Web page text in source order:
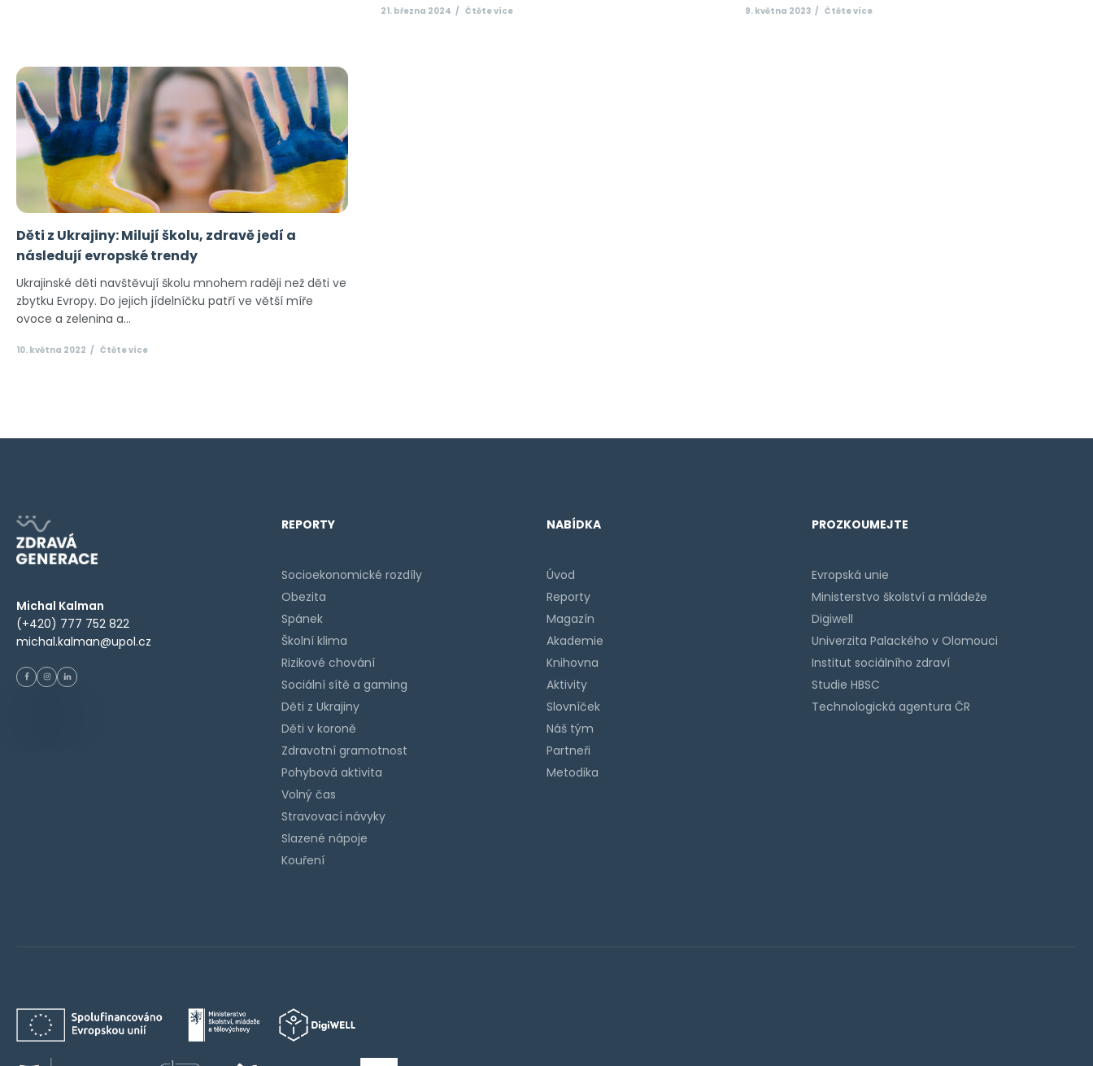
21. března 2024 Čtěte více 9. května 2023 Čtěte více
Děti z Ukrajiny: Milují školu, zdravě jedí a
následují evropské trendy
Ukrajinské děti navštěvují školu mnohem raději než děti ve
zbytku Evropy. Do jejich jídelníčku patří ve větší míře
ovoce a zelenina a...
10. května 2022 Čtěte více
Michal Kalman
(+420) 777 752 822
michal.kalman@upol.cz
REPORTY
Socioekonomické rozdíly
Obezita
Spánek
Školní klima
Rizikové chování
Sociální sítě a gaming
Děti z Ukrajiny
Děti v koroně
Zdravotní gramotnost
Pohybová aktivita
Volný čas
Stravovací návyky
Slazené nápoje
Kouření
NABÍDKA
Úvod
Reporty
Magazín
Akademie
Knihovna
Aktivity
Slovníček
Náš tým
Partneři
Metodika
PROZKOUMEJTE
Evropská unie
Ministerstvo školství a mládeže
Digiwell
Univerzita Palackého v Olomouci
Institut sociálního zdraví
Studie HBSC
Technologická agentura ČR